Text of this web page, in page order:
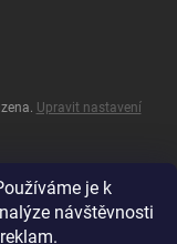
je k
návštěvnosti
Upravit nastavení